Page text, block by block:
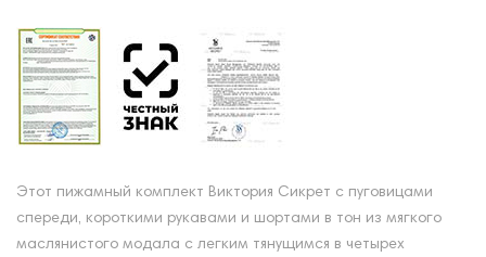
Этот пижамный комплект Виктория Сикрет с пуговицами
спереди, короткими рукавами и шортами в тон из мягкого
маслянистого модала с легким тянущимся в четырех